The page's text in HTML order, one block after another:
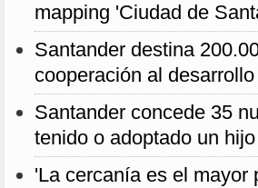
mapping 'Ciudad de
Santander destina
cooperación al desarrollo
Santander concede 35
tenido o adoptado un
'La cercanía es el mayor